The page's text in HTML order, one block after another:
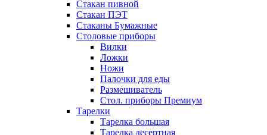
Стакан пивной
Стакан ПЭТ
Стаканы Бумажные
Столовые приборы
Вилки
Ложки
Ножи
Палочки для еды
Размешиватель
Стол. приборы Премиум
Тарелки
Тарелка большая
Тарелка десертная